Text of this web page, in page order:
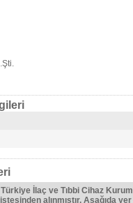
İlaç ve Tıbbi Cihaz
alınmıştır. Aşağıda